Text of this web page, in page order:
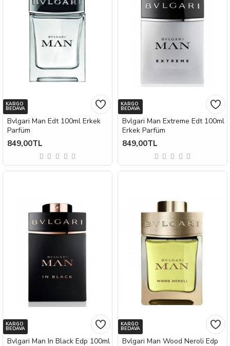
KARGO
BEDAVA
Bvlgari Man Edt 100ml Erkek
Parfüm
849,00TL
KARGO
BEDAVA
Bvlgari Man Extreme Edt 100ml
Erkek Parfüm
849,00TL
KARGO
BEDAVA
Bvlgari Man In Black Edp 100ml
KARGO
BEDAVA
Bvlgari Man Wood Neroli Edp